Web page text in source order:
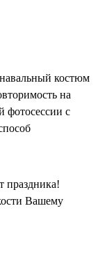
костюм
на
фотосессии с
праздника!
Вашему